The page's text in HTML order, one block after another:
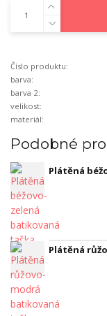
Číslo produktu:
barva:
barva 2:
velikost:
materiál:
Podobné
Plátěná
Plátěná